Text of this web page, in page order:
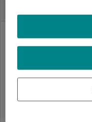
Fecha de nacimiento